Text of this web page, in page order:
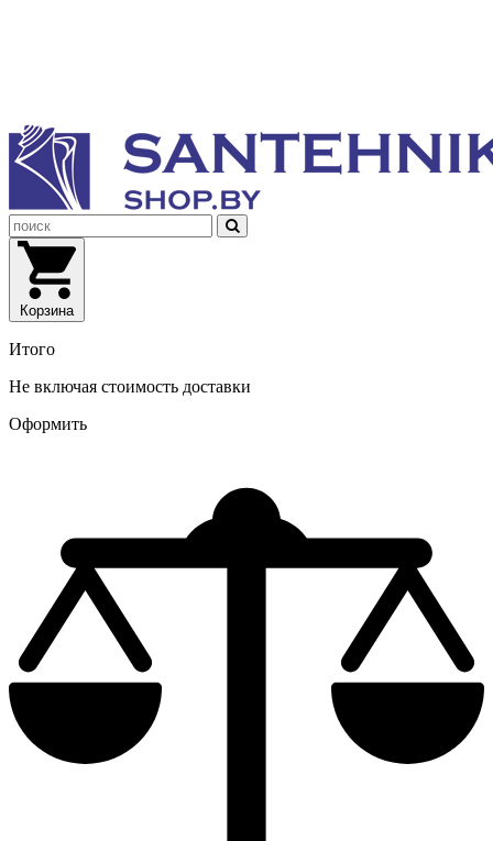
Корзина
Итого
Не включая стоимость доставки
Оформить